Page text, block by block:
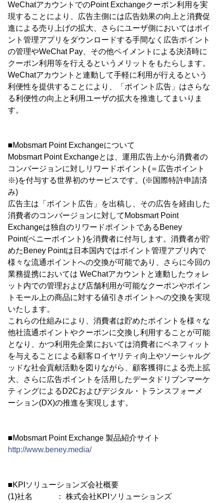
WeChatアカウントでのPoint Exchangeクーポン利用を実
現することにより、広告主側には広告効果の向上と消費促
進による売り上げの拡大、さらにユーザ側においてはポイ
ント管理アプリをダウンロードする手間なく広告ポイント
の管理やWeChat Pay、その他ペイメントによる決済時に
クーポン利用等を行えるというメリットをもたらします。
WeChatアカウントと連動して手軽に利用が行えるという
利便性を提供することにより、「ポイント広告」はさらな
る利便性の向上と利用ユーザの拡大を推進してまいりま
す。
■Mobsmart Point Exchangeについて
Mobsmart Point Exchangeとは、運用広告上から消費者の
コンバージョンに対しリワードポイント(＝広告ポイント
※)を付与する世界初のサービスです。(※国際特許申請済
み)
広告主は「ポイント広告」を出稿し、その広告を経由した
消費者のコンバージョンに対してMobsmart Point
Exchangeは独自のリワードポイントであるBeney
Point(ベニーポイント)を消費者に付与します。消費者が貯
めたBeney Pointは日本国内ではポイント管理アプリ内で
様々な流通ポイントへの交換が可能であり、さらに今回の
業務提携においては WeChatアカウントと連動したウォレ
ット内での管理および店舗利用が可能なクーポンやポイン
トモール上の商品に対する値引きポイントへの交換を実現
いたします。
これらの仕組みにより、消費者は貯めたポイントを様々な
他社流通ポイントやクーポンに交換し利用することが可能
となり、かつ利用先企業においては消費者にベネフィット
を与えることによる顧客ロイヤリティ向上やソーシャルグ
ッドな社会貢献活動を図りながら、顧客獲得による売上拡
大、さらに広告ポイントを活用したデータドリブンマーケ
ティングによるD2Cおよびデジタル・トランスフォーメ
ーション(DX)の推進を実現します。
■Mobsmart Point Exchange 製品紹介サイト
http://www.beney.media/
■KPIソリューションズ会社概要
(1)社名 ： 株式会社KPIソリューションズ